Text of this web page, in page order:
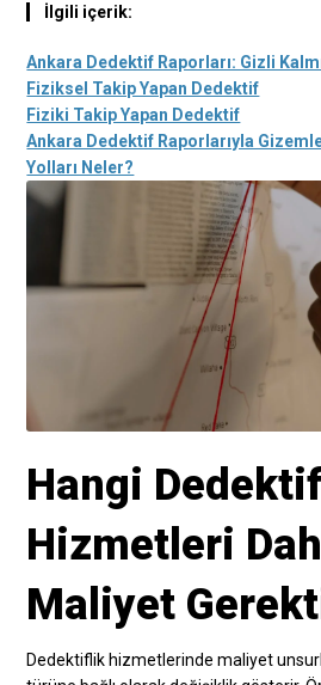
İlgili içerik:
Ankara Dedektif Raporları: Gizli
Fiziksel Takip Yapan Dedektif
Fiziki Takip Yapan Dedektif
Ankara Dedektif Raporlarıyla
Yolları Neler?
Hangi
Hizmetleri
Maliyet
Dedektiflik hizmetlerinde maliyet